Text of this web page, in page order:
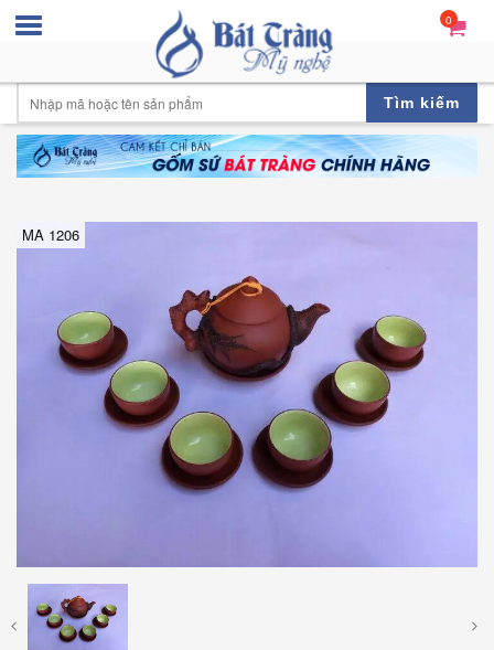
0
Tìm kiếm
MA 1206